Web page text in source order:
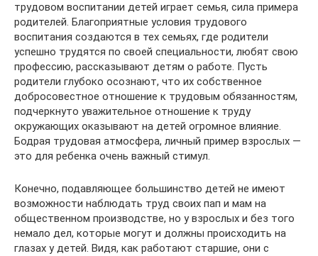
трудовом воспитании детей играет семья, сила примера
родителей. Благоприятные условия трудового
воспитания создаются в тех семьях, где родители
успешно трудятся по своей специальности, любят свою
профессию, рассказывают детям о работе. Пусть
родители глубоко осознают, что их собственное
добросовестное отношение к трудовым обязанностям,
подчеркнуто уважительное отношение к труду
окружающих оказывают на детей огромное влияние.
Бодрая трудовая атмосфера, личный пример взрослых —
это для ребенка очень важный стимул.
Конечно, подавляющее большинство детей не имеют
возможности наблюдать труд своих пап и мам на
общественном производстве, но у взрослых и без того
немало дел, которые могут и должны происходить на
глазах у детей. Видя, как работают старшие, они с